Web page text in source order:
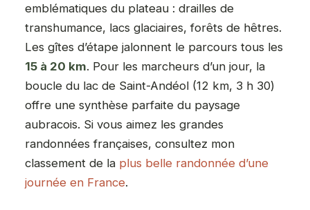
emblématiques du plateau : drailles de
transhumance, lacs glaciaires, forêts de hêtres.
Les gîtes d’étape jalonnent le parcours tous les
15 à 20 km. Pour les marcheurs d’un jour, la
boucle du lac de Saint-Andéol (12 km, 3 h 30)
offre une synthèse parfaite du paysage
aubracois. Si vous aimez les grandes
randonnées françaises, consultez mon
classement de la plus belle randonnée d’une
journée en France.